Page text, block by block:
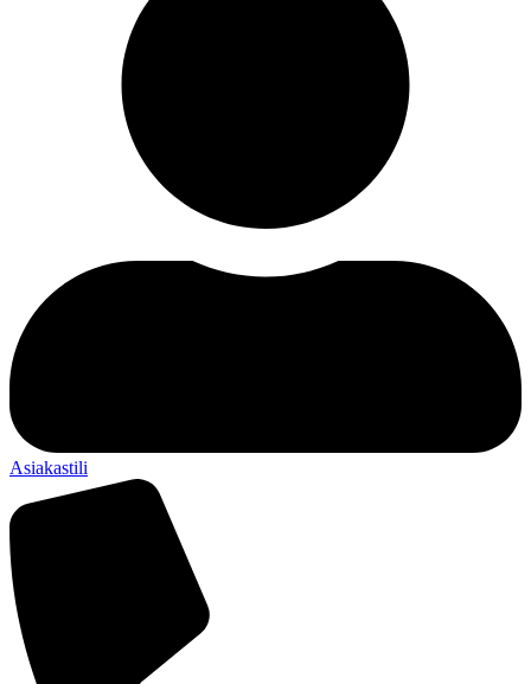
Asiakastili